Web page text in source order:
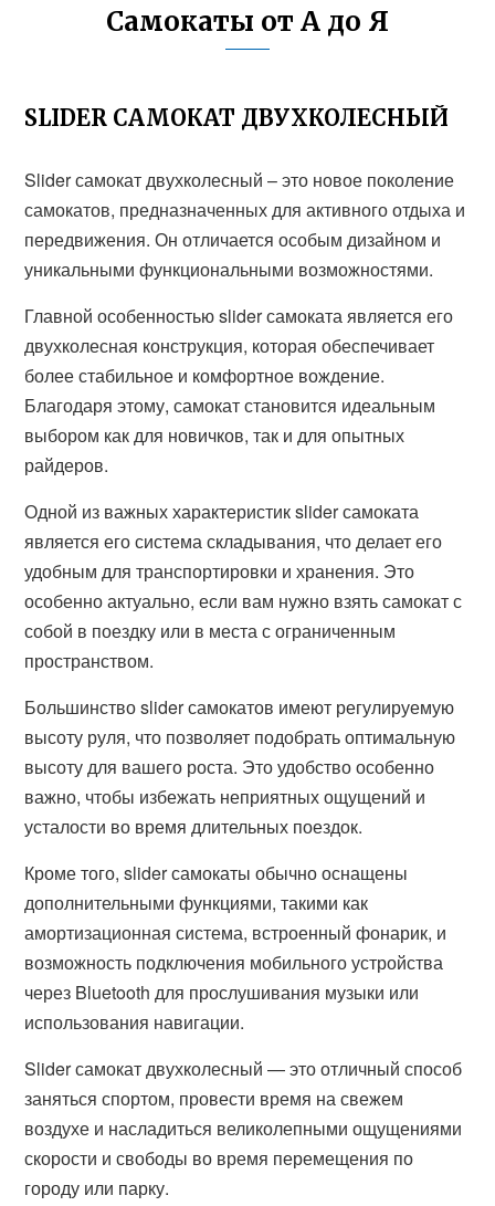
Самокаты от А до Я
SLIDER САМОКАТ ДВУХКОЛЕСНЫЙ
Slider самокат двухколесный – это новое поколение
самокатов, предназначенных для активного отдыха и
передвижения. Он отличается особым дизайном и
уникальными функциональными возможностями.
Главной особенностью slider самоката является его
двухколесная конструкция, которая обеспечивает
более стабильное и комфортное вождение.
Благодаря этому, самокат становится идеальным
выбором как для новичков, так и для опытных
райдеров.
Одной из важных характеристик slider самоката
является его система складывания, что делает его
удобным для транспортировки и хранения. Это
особенно актуально, если вам нужно взять самокат с
собой в поездку или в места с ограниченным
пространством.
Большинство slider самокатов имеют регулируемую
высоту руля, что позволяет подобрать оптимальную
высоту для вашего роста. Это удобство особенно
важно, чтобы избежать неприятных ощущений и
усталости во время длительных поездок.
Кроме того, slider самокаты обычно оснащены
дополнительными функциями, такими как
амортизационная система, встроенный фонарик, и
возможность подключения мобильного устройства
через Bluetooth для прослушивания музыки или
использования навигации.
Slider самокат двухколесный — это отличный способ
заняться спортом, провести время на свежем
воздухе и насладиться великолепными ощущениями
скорости и свободы во время перемещения по
городу или парку.